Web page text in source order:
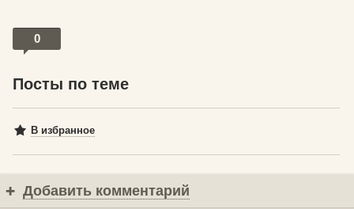
0
Посты по теме
В избранное
Добавить комментарий